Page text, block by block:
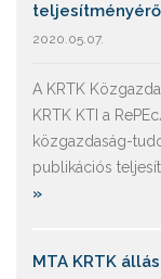
2020.05.07.
A KRTK
KRTK KTI a
közgazdaság-
publikációs
»
MTA KRTK